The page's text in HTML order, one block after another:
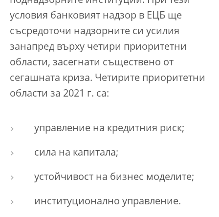
условия банковият надзор в ЕЦБ ще
съсредоточи надзорните си усилия
занапред върху четири приоритетни
области, засегнати съществено от
сегашната криза. Четирите приоритетни
области за 2021 г. са:
управление на кредитния риск;
сила на капитала;
устойчивост на бизнес моделите;
институционално управление.